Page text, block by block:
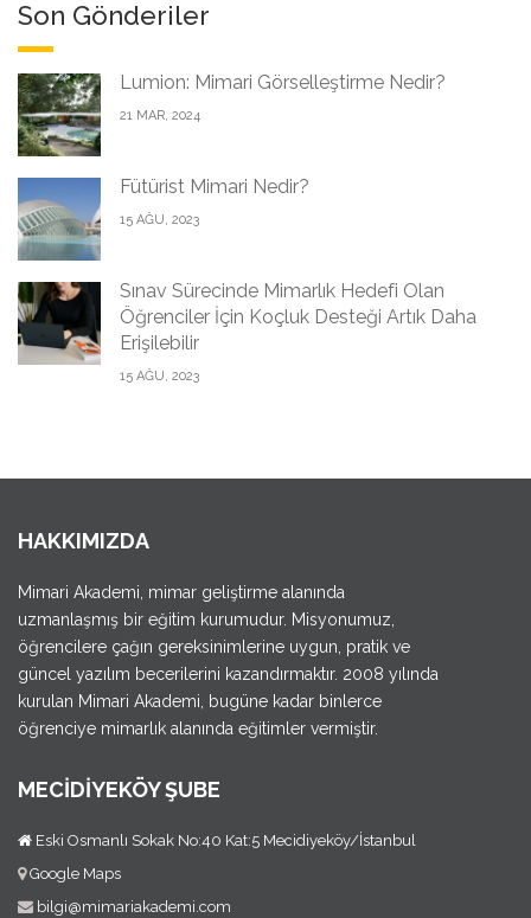
Son Gönderiler
Lumion: Mimari Görselleştirme Nedir?
21 MAR, 2024
Fütürist Mimari Nedir?
15 AĞU, 2023
Sınav Sürecinde Mimarlık Hedefi Olan
Öğrenciler İçin Koçluk Desteği Artık Daha
Erişilebilir
15 AĞU, 2023
HAKKIMIZDA
Mimari Akademi, mimar geliştirme alanında
uzmanlaşmış bir eğitim kurumudur. Misyonumuz,
öğrencilere çağın gereksinimlerine uygun, pratik ve
güncel yazılım becerilerini kazandırmaktır. 2008 yılında
kurulan Mimari Akademi, bugüne kadar binlerce
öğrenciye mimarlık alanında eğitimler vermiştir.
MECİDİYEKÖY ŞUBE
Eski Osmanlı Sokak No:40 Kat:5 Mecidiyeköy/İstanbul
Google Maps
bilgi@mimariakademi.com